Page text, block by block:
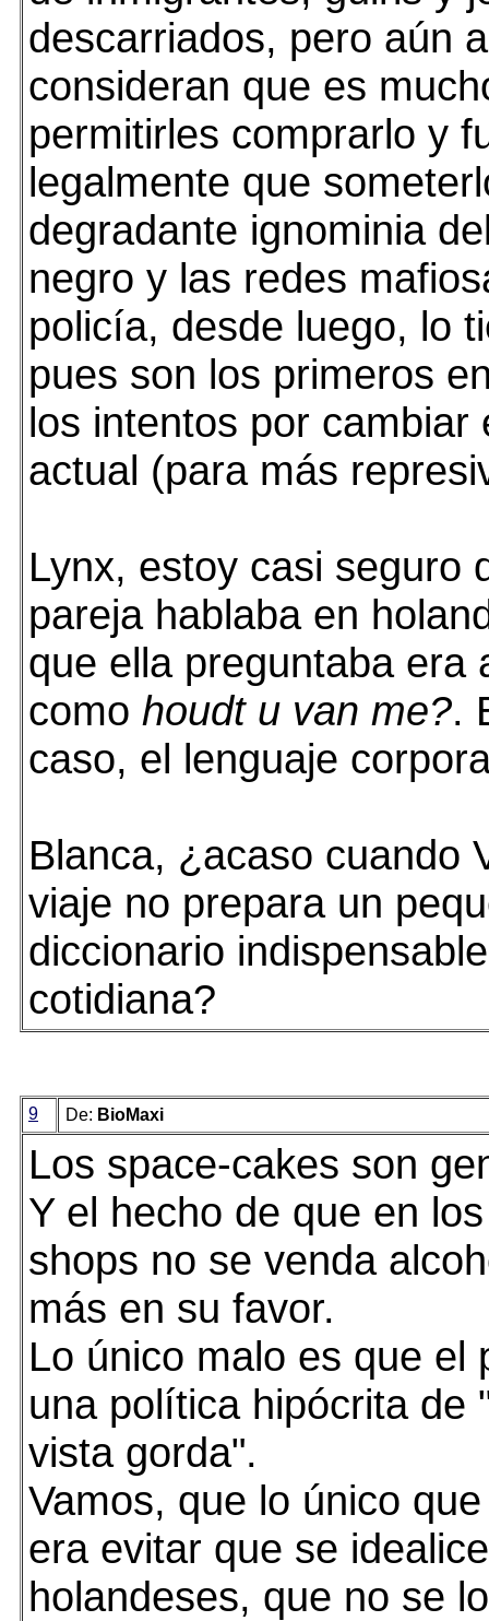
descarriados, pero aún
consideran que es
permitirles comprarlo y
legalmente que
degradante ignominia
negro y las redes
policía, desde luego, lo
pues son los primeros
los intentos por cambiar
actual (para más
Lynx, estoy casi seguro
pareja hablaba en
que ella preguntaba era
como houdt u van me?.
caso, el lenguaje
Blanca, ¿acaso cuando
viaje no prepara un
diccionario
cotidiana?
9 De: BioMaxi
Los space-cakes son
Y el hecho de que en
shops no se venda
más en su favor.
Lo único malo es que el
una política hipócrita de
vista gorda".
Vamos, que lo único
era evitar que se
holandeses, que no se